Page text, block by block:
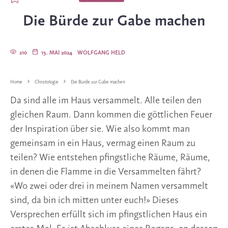
Die Bürde zur Gabe machen
WOLFGANG HELD
15. MAI 2024
210
Home Christologie Die Bürde zur Gabe machen
Da sind alle im Haus versammelt. Alle teilen den
gleichen Raum. Dann kommen die göttlichen Feuer
der Inspiration über sie. Wie also kommt man
gemeinsam in ein Haus, vermag einen Raum zu
teilen? Wie entstehen pfingstliche Räume, Räume,
in denen die Flamme in die Versammelten fährt?
«Wo zwei oder drei in meinem Namen versammelt
sind, da bin ich mitten unter euch!» Dieses
Versprechen erfüllt sich im pfingstlichen Haus ein